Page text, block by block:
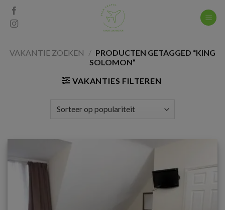
Skip
content
VAKANTIE ZOEKEN / PRODUCTEN GETAGGED “KING
SOLOMON”
VAKANTIES FILTEREN